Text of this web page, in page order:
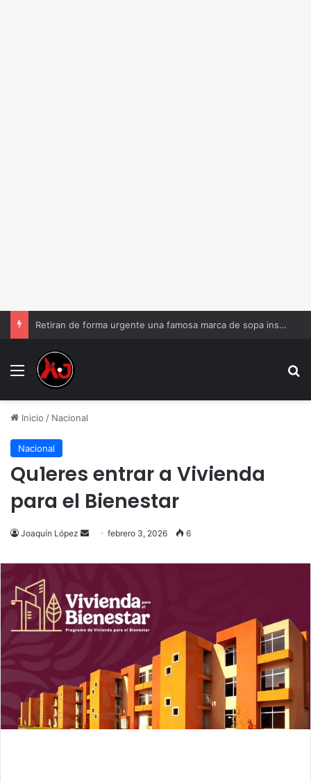
Retiran de forma urgente una famosa marca de sopa instantánea; podría causar reacciones mortales
Menu
Inicio / Nacional
Nacional
Qu1eres entrar a Vivienda
para el Bienestar
Joaquín López
Send
email
febrero 3, 2026 6